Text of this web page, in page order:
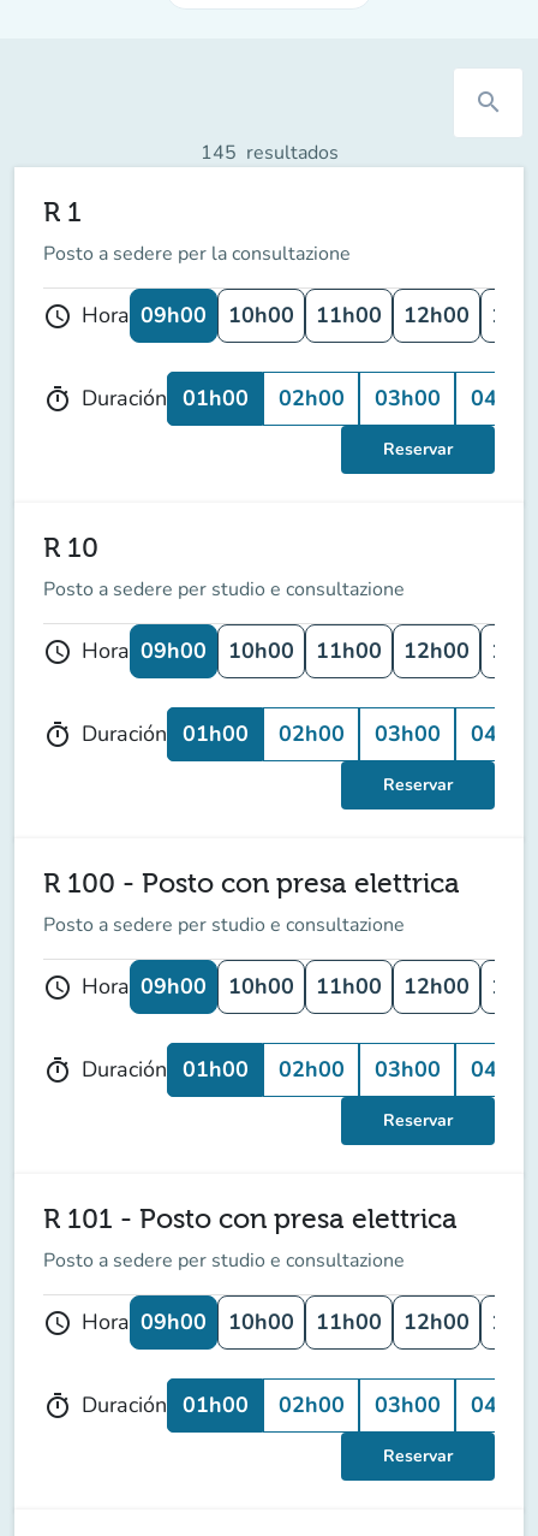
search
145 resultados
R 1
Posto a sedere per la consultazione
schedule Hora 09h00 10h00 11h00 12h00
timer Duración 01h00 02h00 03h00 04h00
Reservar
R 10
Posto a sedere per studio e consultazione
schedule Hora 09h00 10h00 11h00 12h00
timer Duración 01h00 02h00 03h00 04h00
Reservar
R 100 - Posto con presa elettrica
Posto a sedere per studio e consultazione
schedule Hora 09h00 10h00 11h00 12h00
timer Duración 01h00 02h00 03h00 04h00
Reservar
R 101 - Posto con presa elettrica
Posto a sedere per studio e consultazione
schedule Hora 09h00 10h00 11h00 12h00
timer Duración 01h00 02h00 03h00 04h00
Reservar